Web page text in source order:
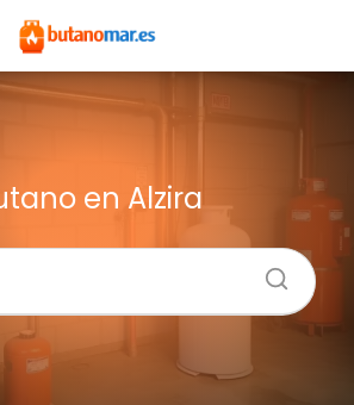
en Alzira